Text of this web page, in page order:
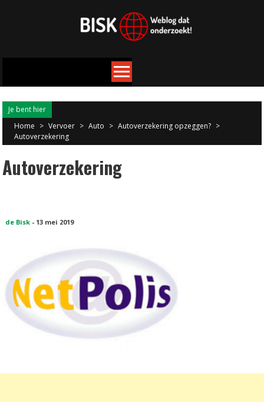
Je bent hier
Home > Vervoer > Auto > Autoverzekering opzeggen? >
Autoverzekering
Autoverzekering
de Bisk - 13 mei 2019